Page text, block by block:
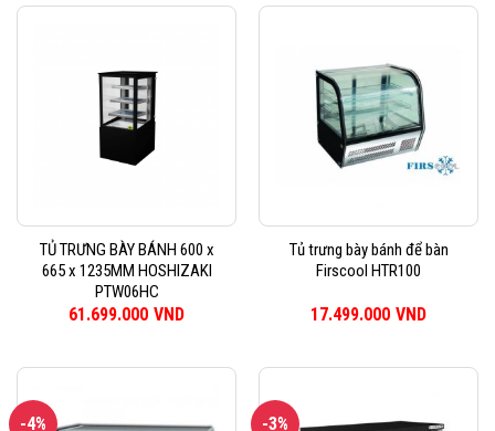
TỦ TRƯNG BÀY BÁNH 600 x
665 x 1235MM HOSHIZAKI
PTW06HC
61.699.000 VND
Tủ trưng bày bánh để bàn
Firscool HTR100
17.499.000 VND
-4% -3%